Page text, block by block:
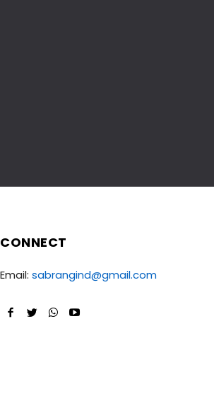
CONNECT
Email: sabrangind@gmail.com